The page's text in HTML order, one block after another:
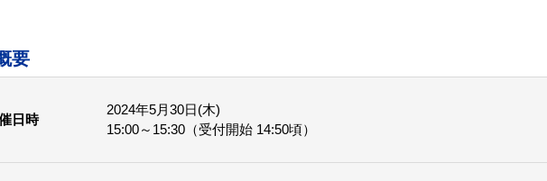
要
日時
2024年5月30日(木)
15:00～15:30（受付開始 14:50頃）